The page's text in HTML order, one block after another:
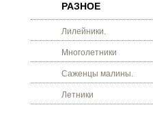
РАЗНОЕ
Лилейники.
Многолетники
Саженцы малины.
Летники